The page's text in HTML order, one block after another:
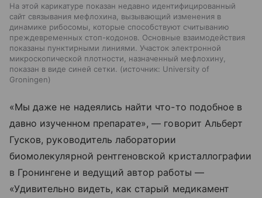
На этой карикатуре показан недавно идентифицированный
сайт связывания мефлохина, вызывающий изменения в
динамике рибосомы, которые способствуют считыванию
преждевременных стоп-кодонов. Основные взаимодействия
показаны пунктирными линиями. Участок электронной
микроскопической плотности, назначенный мефлохину,
показан в виде синей сетки.
источник: University of
Groningen
«Мы даже не надеялись найти что-то подобное в
давно изученном препарате», — говорит Альберт
Гусков, руководитель лаборатории
биомолекулярной рентгеновской кристаллографии
в Гронингене и ведущий автор работы —
«Удивительно видеть, как старый медикамент